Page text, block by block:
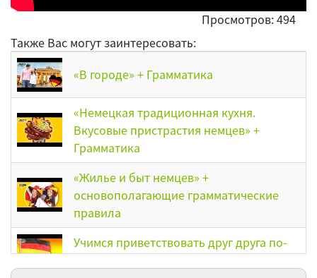
Просмотров: 494
Также Вас могут заинтересовать:
«В городе» + Грамматика
«Немецкая традиционная кухня.
Вкусовые пристрастия немцев» +
Грамматика
«Жилье и быт немцев» +
основополагающие грамматические
правила
Учимся приветствовать друг друга по-
немецки